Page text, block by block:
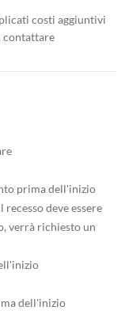
costi aggiuntivi
contattare
prima dell'inizio
deve essere
verrà richiesto un
dell'inizio